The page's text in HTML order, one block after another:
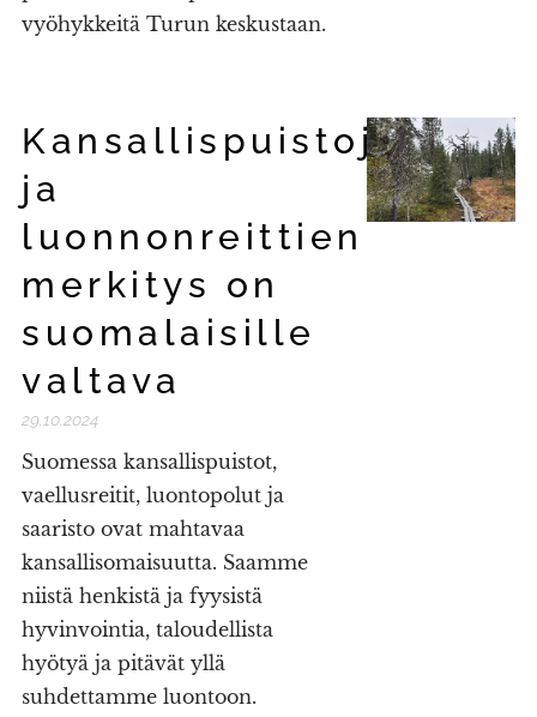
vyöhykkeitä Turun keskustaan.
Kansallispuistojen
ja
luonnonreittien
merkitys on
suomalaisille
valtava
29.10.2024
Suomessa kansallispuistot,
vaellusreitit, luontopolut ja
saaristo ovat mahtavaa
kansallisomaisuutta. Saamme
niistä henkistä ja fyysistä
hyvinvointia, taloudellista
hyötyä ja pitävät yllä
suhdettamme luontoon.